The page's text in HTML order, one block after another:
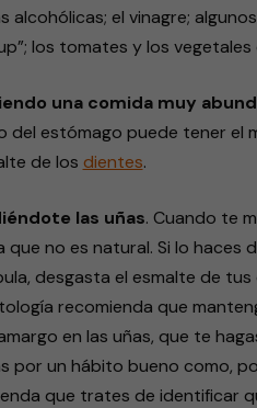
alcohólicas; el vinagre;
los tomates y los
una comida muy
del estómago puede tener el
de los dientes.
las uñas. Cuando te
que no es natural. Si lo
desgasta el esmalte de
recomienda que
en las uñas, que te
por un hábito bueno como,
que trates de identificar